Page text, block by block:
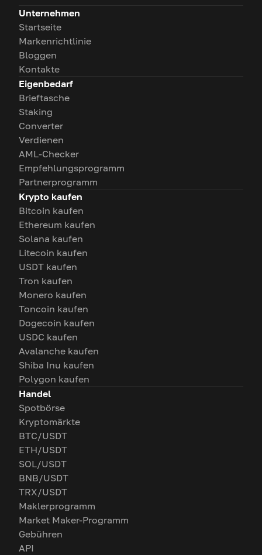
Unternehmen
Startseite
Markenrichtlinie
Bloggen
Kontakte
Eigenbedarf
Brieftasche
Staking
Converter
Verdienen
AML-Checker
Empfehlungsprogramm
Partnerprogramm
Krypto kaufen
Bitcoin kaufen
Ethereum kaufen
Solana kaufen
Litecoin kaufen
USDT kaufen
Tron kaufen
Monero kaufen
Toncoin kaufen
Dogecoin kaufen
USDC kaufen
Avalanche kaufen
Shiba Inu kaufen
Polygon kaufen
Handel
Spotbörse
Kryptomärkte
BTC/USDT
ETH/USDT
SOL/USDT
BNB/USDT
TRX/USDT
Maklerprogramm
Market Maker-Programm
Gebühren
API